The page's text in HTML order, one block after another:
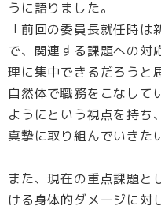
うに語りました。
「前回の委員長就任時
で、関連する課題への対
理に集中できるだろうと
自然体で職務をこなして
ようにという視点を持ち
真摯に取り組んでいきた
また、現在の重点課題と
ける身体的ダメージに対